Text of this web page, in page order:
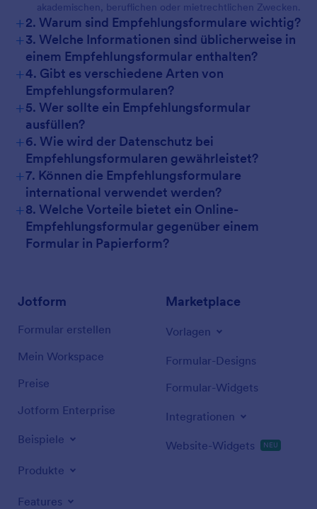
akademischen, beruflichen oder mietrechtlichen Zwecken.
+2. Warum sind Empfehlungsformulare wichtig?
+3. Welche Informationen sind üblicherweise in
einem Empfehlungsformular enthalten?
+4. Gibt es verschiedene Arten von
Empfehlungsformularen?
+5. Wer sollte ein Empfehlungsformular
ausfüllen?
+6. Wie wird der Datenschutz bei
Empfehlungsformularen gewährleistet?
+7. Können die Empfehlungsformulare
international verwendet werden?
+8. Welche Vorteile bietet ein Online-
Empfehlungsformular gegenüber einem
Formular in Papierform?
Jotform
Formular erstellen
Mein Workspace
Preise
Jotform Enterprise
Beispiele
Produkte
Features
Marketplace
Vorlagen
Formular-Designs
Formular-Widgets
Integrationen
Website-Widgets NEU